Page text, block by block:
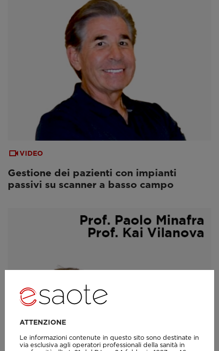
VIDEO
Gestione dei pazienti con impianti
passivi su scanner a basso campo
ATTENZIONE
Le informazioni contenute in questo sito sono destinate in
via esclusiva agli operatori professionali della sanità in